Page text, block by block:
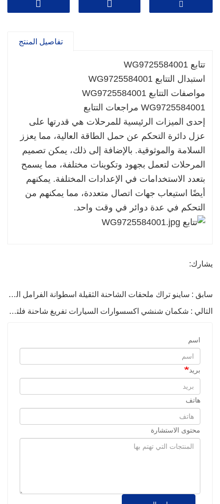
تفاصيل المنتج
تتابع WG9725584001
استبدال التتابع WG9725584001
مواصفات التتابع WG9725584001
WG9725584001 مراجعات التتابع
إحدى الميزات الرئيسية للمرحلات هي قدرتها على
عزل دائرة التحكم عن حمل الطاقة العالية، مما يعزز
السلامة والموثوقية. بالإضافة إلى ذلك، يمكن تصميم
المرحلات لتعمل بجهود وتكوينات مختلفة، مما يسمح
بتعدد الاستخدامات في الإعدادات المختلفة. يمكنهم
أيضًا استيعاب جهات اتصال متعددة، مما يمكنهم من
التحكم في عدة دوائر في وقت واحد.
يشارك:
سابق : ساينو تراك ملحقات الشاحنة الثقيلة اسطوانة الفرامل الخلفية مضخة ضغط غرفة الفرامل WG9000360609
التالي : شكمان شنشي اكسسوارات السيارات تفريغ شاحنة فلتر الزيت مقعد 612600070343
اسم
بريد
هاتف
محتوى الاستشارة